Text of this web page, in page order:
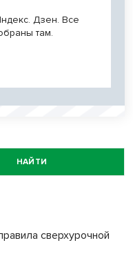
Дзен. Все
там.
НАЙТИ
сверхурочной